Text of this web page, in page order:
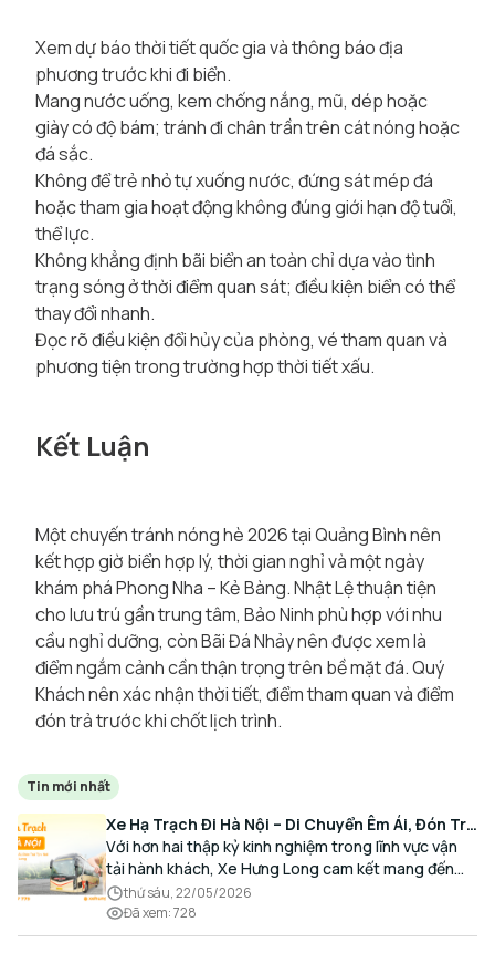
Xemdự báo thời tiết quốc giavà thông báo địa
phương trước khi đi biển.
Mang nước uống, kem chống nắng, mũ, dép hoặc
giày có độ bám; tránh đi chân trần trên cát nóng hoặc
đá sắc.
Không để trẻ nhỏ tự xuống nước, đứng sát mép đá
hoặc tham gia hoạt động không đúng giới hạn độ tuổi,
thể lực.
Không khẳng định bãi biển an toàn chỉ dựa vào tình
trạng sóng ở thời điểm quan sát; điều kiện biển có thể
thay đổi nhanh.
Đọc rõ điều kiện đổi hủy của phòng, vé tham quan và
phương tiện trong trường hợp thời tiết xấu.
Kết Luận
Một chuyến tránh nóng hè 2026 tại Quảng Bình nên
kết hợp giờ biển hợp lý, thời gian nghỉ và một ngày
khám phá Phong Nha – Kẻ Bàng. Nhật Lệ thuận tiện
cho lưu trú gần trung tâm, Bảo Ninh phù hợp với nhu
cầu nghỉ dưỡng, còn Bãi Đá Nhảy nên được xem là
điểm ngắm cảnh cần thận trọng trên bề mặt đá. Quý
Khách nên xác nhận thời tiết, điểm tham quan và điểm
đón trả trước khi chốt lịch trình.
Tin mới nhất
Xe Hạ Trạch Đi Hà Nội – Di Chuyển Êm Ái, Đón Trả
Tận Nơi Cùng Xe Hưng Long
Với hơn hai thập kỷ kinh nghiệm trong lĩnh vực vận
tải hành khách, Xe Hưng Long cam kết mang đến
cho Quý Khách một hành trình di chuyển trọn vẹn,
thoải mái và đúng giờ.
thứ sáu, 22/05/2026
Đã xem:728